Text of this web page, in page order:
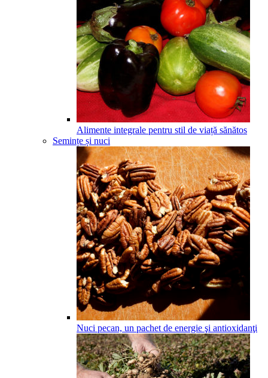
Alimente integrale pentru stil de viață sănătos
Semințe și nuci
Nuci pecan, un pachet de energie şi antioxidanţi